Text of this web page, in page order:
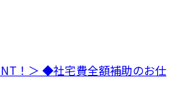
！＞ ◆社宅費全額補助のお仕